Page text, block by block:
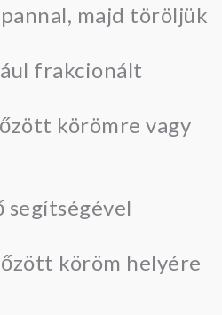
majd töröljük
frakcionált
körömre vagy
segítségével
köröm helyére